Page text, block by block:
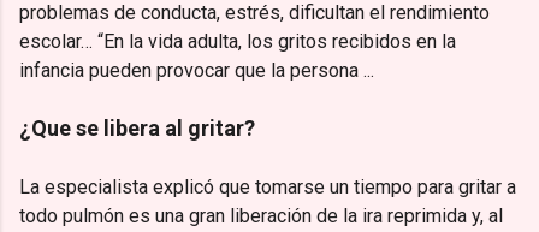
problemas de conducta, estrés, dificultan el rendimiento
escolar… “En la vida adulta, los gritos recibidos en la
infancia pueden provocar que la persona ...
¿Que se libera al gritar?
La especialista explicó que tomarse un tiempo para gritar a
todo pulmón es una gran liberación de la ira reprimida y, al